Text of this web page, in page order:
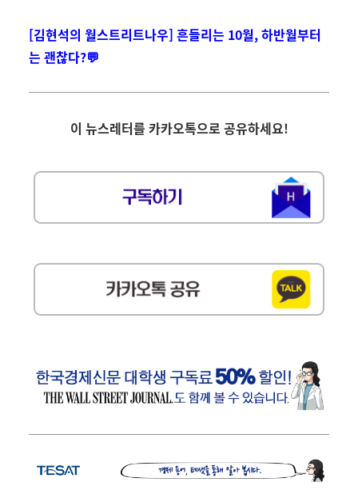
[김현석의 월스트리트나우] 흔들리는 10월, 하반월부터
는 괜찮다?💬
이 뉴스레터를 카카오톡으로 공유하세요!